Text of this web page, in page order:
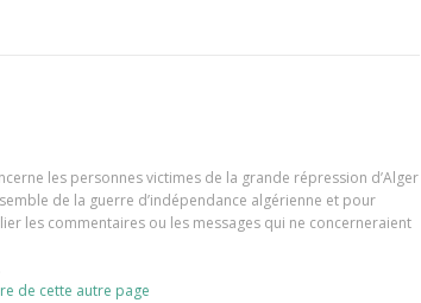
les personnes victimes de la grande répression d’Alger
de la guerre d’indépendance algérienne et pour
les commentaires ou les messages qui ne concerneraient
de cette autre page